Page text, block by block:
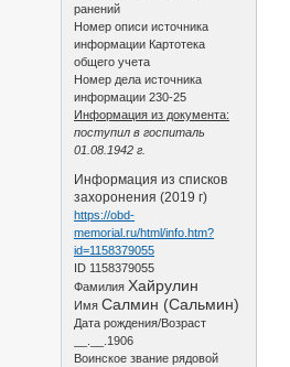
ранений
Номер описи источника
информации Картотека
общего учета
Номер дела источника
информации 230-25
Информация из документа:
поступил в госпиталь
01.08.1942 г.
Информация из списков
захоронения (2019 г)
https://obd-
memorial.ru/html/info.htm?
id=1158379055
ID 1158379055
Фамилия Хайрулин
ИмяСалмин (Сальмин)
Дата рождения/Возраст
__.__.1906
Воинское звание рядовой